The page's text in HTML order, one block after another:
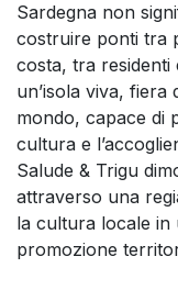
Sardegna non
costruire ponti tra
costa, tra residenti
un’isola viva, fiera
mondo, capace di
cultura e
Salude & Trigu
attraverso una
la cultura locale in
promozione